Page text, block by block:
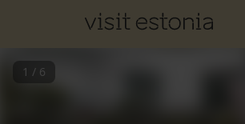
1 / 6